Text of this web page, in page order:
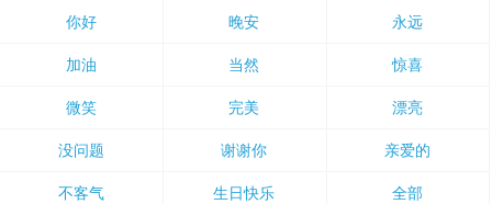
你好 晚安 永远
加油 当然 惊喜
微笑 完美 漂亮
没问题 谢谢你 亲爱的
不客气 生日快乐 全部